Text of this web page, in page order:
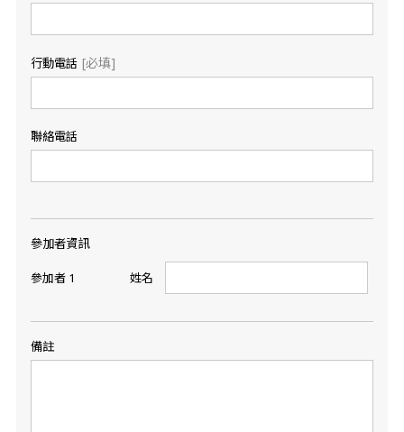
行動電話 [必填]
聯絡電話
參加者資訊
參加者 1 姓名
備註